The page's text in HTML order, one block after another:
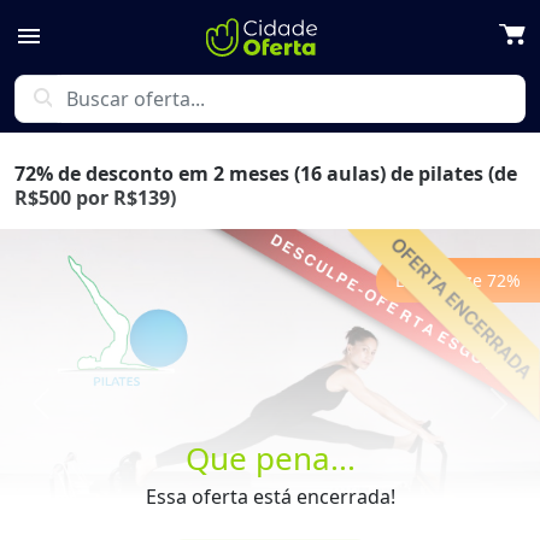
menu
search
Que pena...
Essa oferta está encerrada!
72% de desconto em 2 meses (16 aulas) de pilates (de
R$500 por R$139)
Economize 72%